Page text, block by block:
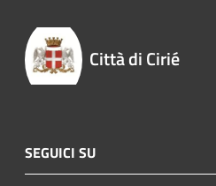
Città di Cirié
SEGUICI SU